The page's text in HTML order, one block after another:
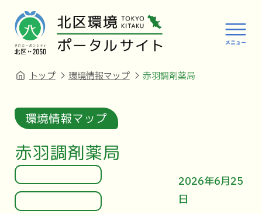
トップ 環境情報マップ 赤羽調剤薬局
環境情報マップ
赤羽調剤薬局
2026年6月25
日